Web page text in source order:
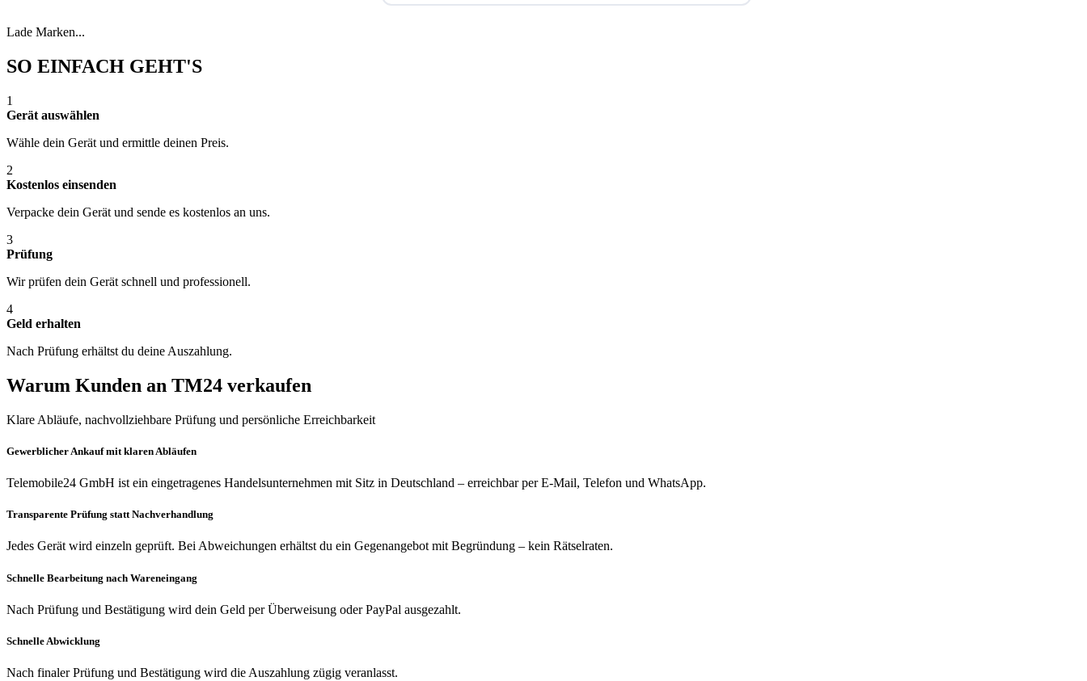
Lade Marken...
SO EINFACH GEHT'S
1
Gerät auswählen
Wähle dein Gerät und ermittle deinen Preis.
2
Kostenlos einsenden
Verpacke dein Gerät und sende es kostenlos an uns.
3
Prüfung
Wir prüfen dein Gerät schnell und professionell.
4
Geld erhalten
Nach Prüfung erhältst du deine Auszahlung.
Warum Kunden an TM24 verkaufen
Klare Abläufe, nachvollziehbare Prüfung und persönliche Erreichbarkeit
Gewerblicher Ankauf mit klaren Abläufen
Telemobile24 GmbH ist ein eingetragenes Handelsunternehmen mit Sitz in Deutschland – erreichbar per E-Mail, Telefon und WhatsApp.
Transparente Prüfung statt Nachverhandlung
Jedes Gerät wird einzeln geprüft. Bei Abweichungen erhältst du ein Gegenangebot mit Begründung – kein Rätselraten.
Schnelle Bearbeitung nach Wareneingang
Nach Prüfung und Bestätigung wird dein Geld per Überweisung oder PayPal ausgezahlt.
Schnelle Abwicklung
Nach finaler Prüfung und Bestätigung wird die Auszahlung zügig veranlasst.